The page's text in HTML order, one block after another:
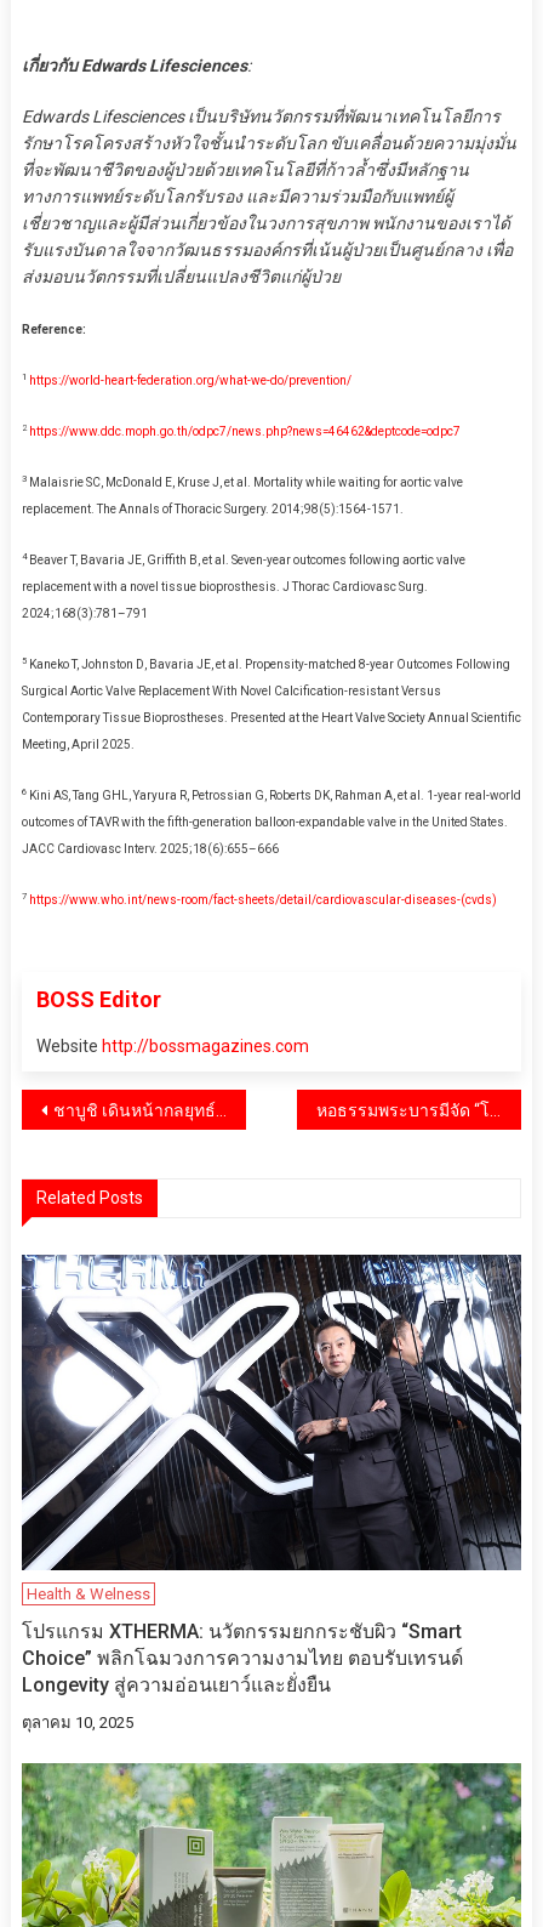
เกี่ยวกับ Edwards Lifesciences:
Edwards Lifesciences เป็นบริษัทนวัตกรรมที่พัฒนาเทคโนโลยีการ
รักษาโรคโครงสร้างหัวใจชั้นนำระดับโลก ขับเคลื่อนด้วยความมุ่งมั่น
ที่จะพัฒนาชีวิตของผู้ป่วยด้วยเทคโนโลยีที่ก้าวล้ำซึ่งมีหลักฐาน
ทางการแพทย์ระดับโลกรับรอง และมีความร่วมมือกับแพทย์ผู้
เชี่ยวชาญและผู้มีส่วนเกี่ยวข้องในวงการสุขภาพ พนักงานของเราได้
รับแรงบันดาลใจจากวัฒนธรรมองค์กรที่เน้นผู้ป่วยเป็นศูนย์กลาง เพื่อ
ส่งมอบนวัตกรรมที่เปลี่ยนแปลงชีวิตแก่ผู้ป่วย
Reference:
1 https://world-heart-federation.org/what-we-do/prevention/
2 https://www.ddc.moph.go.th/odpc7/news.php?news=46462&deptcode=odpc7
3Malaisrie SC, McDonald E, Kruse J, et al. Mortality while waiting for aortic valve
replacement. The Annals of Thoracic Surgery. 2014;98(5):1564-1571.
4Beaver T, Bavaria JE, Griffith B, et al. Seven-year outcomes following aortic valve
replacement with a novel tissue bioprosthesis. J Thorac Cardiovasc Surg.
2024;168(3):781–791
5 Kaneko T, Johnston D, Bavaria JE, et al. Propensity-matched 8-year Outcomes Following
Surgical Aortic Valve Replacement With Novel Calcification-resistant Versus
Contemporary Tissue Bioprostheses. Presented at the Heart Valve Society Annual Scientific
Meeting, April 2025.
6Kini AS, Tang GHL, Yaryura R, Petrossian G, Roberts DK, Rahman A, et al. 1-year real-world
outcomes of TAVR with the fifth-generation balloon-expandable valve in the United States.
JACC Cardiovasc Interv. 2025;18(6):655–666
7 https://www.who.int/news-room/fact-sheets/detail/cardiovascular-diseases-(cvds)
BOSS Editor
Website http://bossmagazines.com
แนะแนว
ชาบูชิ เดินหน้ากลยุทธ์ “เซกเมนเทชั่น มาร์เก็ตติ้ง” เต็มสูบ !!! พร้อมมอบบริการที่ตอบโจทย์ ตรงใจ และเพิ่มทางเลือกให้ลูกค้ามากกว่าเดิม
Related Posts
Health & Welness
โปรแกรม XTHERMA: นวัตกรรมยกกระชับผิว “Smart
Choice” พลิกโฉมวงการความงามไทย ตอบรับเทรนด์
Longevity สู่ความอ่อนเยาว์และยั่งยืน
ตุลาคม 10, 2025